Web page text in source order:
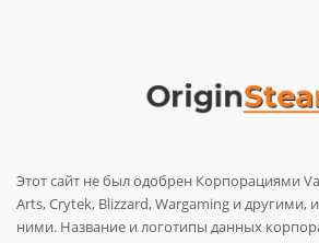
Этот сайт не был одобрен Корпорациями
Arts, Crytek, Blizzard, Wargaming и другими,
ними. Название и логотипы данных